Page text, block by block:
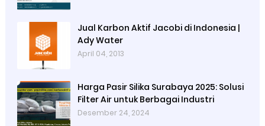
Jual Karbon Aktif Jacobi di Indonesia |
Ady Water
April 04, 2013
Harga Pasir Silika Surabaya 2025: Solusi
Filter Air untuk Berbagai Industri
Desember 24, 2024